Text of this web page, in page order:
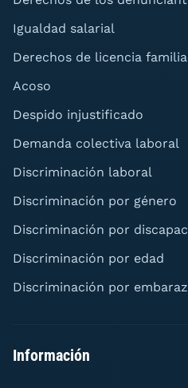
Igualdad salarial
Derechos de licencia
Acoso
Despido injustificado
Demanda colectiva laboral
Discriminación laboral
Discriminación por género
Discriminación por
Discriminación por edad
Discriminación por
Información